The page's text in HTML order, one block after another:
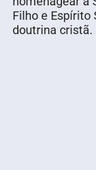
Filho e Espírito
doutrina cristã.